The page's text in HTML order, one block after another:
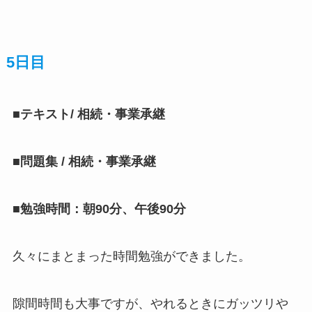
5日目
■テキスト/ 相続・事業承継
■問題集 / 相続・事業承継
■勉強時間：朝90分、午後90分
久々にまとまった時間勉強ができました。
隙間時間も大事ですが、やれるときにガッツリや